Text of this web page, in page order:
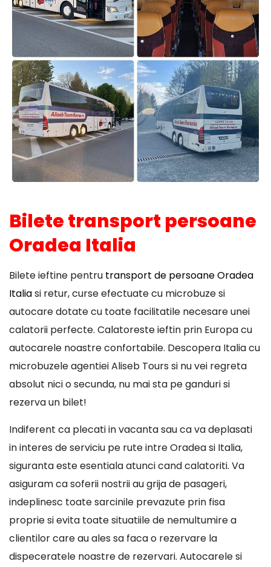
Bilete transport persoane
Oradea Italia
Bilete ieftine pentru transport de persoane Oradea
Italiasi retur, curse efectuate cu microbuze si
autocare dotate cu toate facilitatile necesare unei
calatorii perfecte. Calatoreste ieftin prin Europa cu
autocarele noastre confortabile. Descopera Italia cu
microbuzele agentiei Aliseb Tours si nu vei regreta
absolut nici o secunda, nu mai sta pe ganduri si
rezerva un bilet!
Indiferent ca plecati in vacanta sau ca va deplasati
in interes de serviciu pe rute intre Oradea si Italia,
siguranta este esentiala atunci cand calatoriti. Va
asiguram ca soferii nostrii au grija de pasageri,
indeplinesc toate sarcinile prevazute prin fisa
proprie si evita toate situatiile de nemultumire a
clientilor care au ales sa faca o rezervare la
dispeceratele noastre de rezervari. Autocarele si